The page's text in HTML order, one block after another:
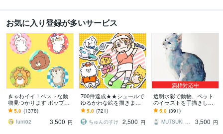
お気に入り登録が多いサービス
きゃわイイ！ベストな動
物見つかります ポップな
アニマ～ルたちはおまか
せください！
5.0 (1378)
fumi02
3,500 円
700件達成★★シュールで
ゆるかわな絵を描きます
小物無料・修正無制限！
いろんな表情はお任せく
ださい！
5.0 (721)
ちゅんのすけ
2,500 円
満枠対応中
透明水彩で動物、ペット
のイラストを手描きしま
す 手描きの水彩画のイラ
スト原画を、ご自宅やプ
レゼント用に
5.0 (391)
MUTSUKI watercolor
3,500 円